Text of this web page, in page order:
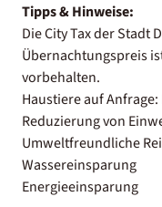
Tipps & Hinweise:
Die City Tax der Stadt
Übernachtungspreis
vorbehalten.
Haustiere auf Anfrage:
Reduzierung von
Umweltfreundliche
Wassereinsparung
Energieeinsparung